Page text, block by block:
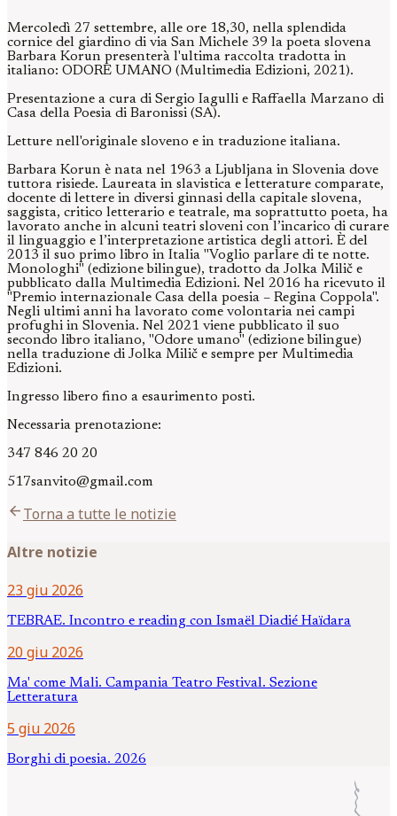
Mercoledì 27 settembre, alle ore 18,30, nella splendida
cornice del giardino di via San Michele 39 la poeta slovena
Barbara Korun presenterà l'ultima raccolta tradotta in
italiano: ODORE UMANO (Multimedia Edizioni, 2021).
Presentazione a cura di Sergio Iagulli e Raffaella Marzano di
Casa della Poesia di Baronissi (SA).
Letture nell'originale sloveno e in traduzione italiana.
Barbara Korun è nata nel 1963 a Ljubljana in Slovenia dove
tuttora risiede. Laureata in slavistica e letterature comparate,
docente di lettere in diversi ginnasi della capitale slovena,
saggista, critico letterario e teatrale, ma soprattutto poeta, ha
lavorato anche in alcuni teatri sloveni con l’incarico di curare
il linguaggio e l’interpretazione artistica degli attori. È del
2013 il suo primo libro in Italia "Voglio parlare di te notte.
Monologhi" (edizione bilingue), tradotto da Jolka Milič e
pubblicato dalla Multimedia Edizioni. Nel 2016 ha ricevuto il
"Premio internazionale Casa della poesia – Regina Coppola".
Negli ultimi anni ha lavorato come volontaria nei campi
profughi in Slovenia. Nel 2021 viene pubblicato il suo
secondo libro italiano, "Odore umano" (edizione bilingue)
nella traduzione di Jolka Milič e sempre per Multimedia
Edizioni.
Ingresso libero fino a esaurimento posti.
Necessaria prenotazione:
347 846 20 20
517sanvito@gmail.com
arrow_backTorna a tutte le notizie
Altre notizie
23 giu 2026
TEBRAE. Incontro e reading con Ismaël Diadié Haïdara
20 giu 2026
Ma' come Mali. Campania Teatro Festival. Sezione
Letteratura
5 giu 2026
Borghi di poesia. 2026